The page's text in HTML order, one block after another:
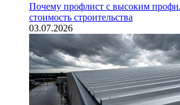
Почему профлист с высоким
стоимость строительства
03.07.2026